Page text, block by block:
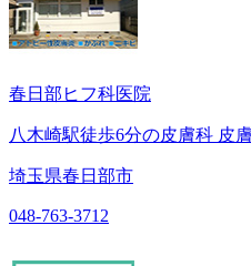
春日部ヒフ科医院
八木崎駅徒歩6分の皮膚科 皮
埼玉県春日部市
048-763-3712